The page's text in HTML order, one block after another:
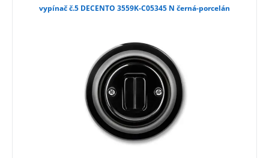
vypínač č.5 DECENTO 3559K-C05345 N černá-porcelán